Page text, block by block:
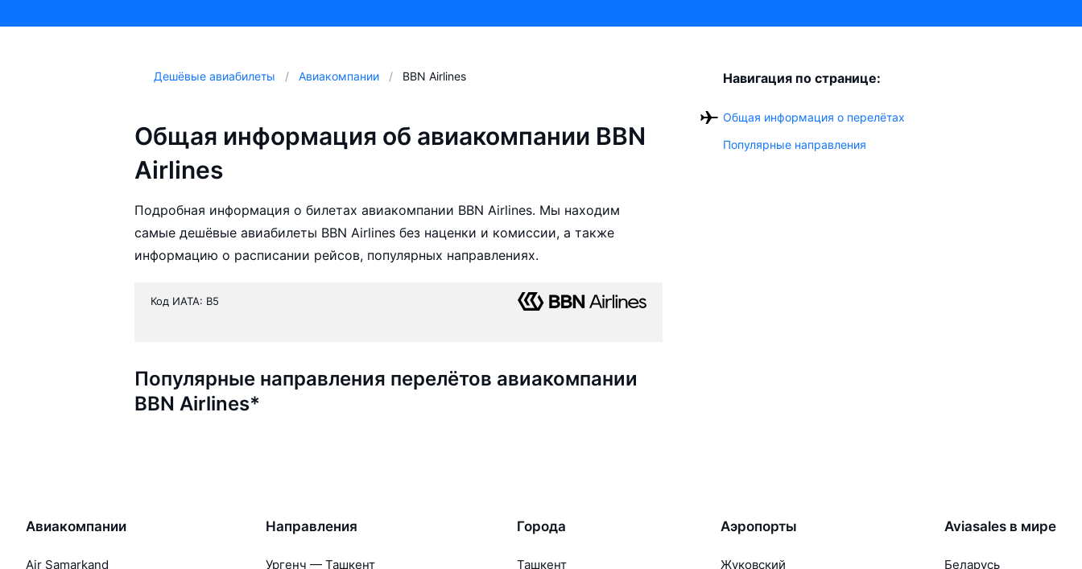
Дешёвые авиабилеты Авиакомпании BBN Airlines
Общая информация об авиакомпании BBN
Airlines
Подробная информация о билетах авиакомпании BBN Airlines. Мы находим
самые дешёвые авиабилеты BBN Airlines без наценки и комиссии, а также
информацию о расписании рейсов, популярных направлениях.
Код ИАТА: B5
Популярные направления перелётов авиакомпании
BBN Airlines*
Навигация по странице:
Общая информация о перелётах
Популярные направления
Авиакомпании
Air Samarkand
Направления
Ургенч — Ташкент
Города
Ташкент
Аэропорты
Жуковский
Aviasales в мире
Беларусь